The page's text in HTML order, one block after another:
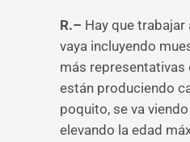
R.– Hay que trabajar
vaya incluyendo
más representativas
están produciendo
poquito, se va
elevando la edad